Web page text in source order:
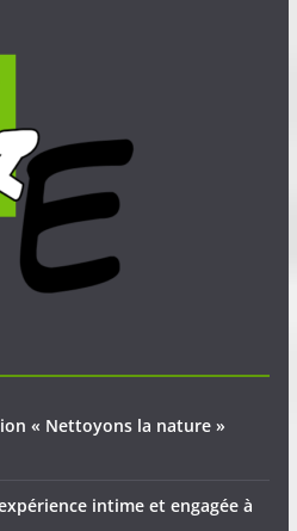
« Nettoyons la nature »
intime et engagée à